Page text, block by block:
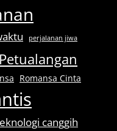
perjalanan jiwa
Petualangan
Romansa Cinta
canggih